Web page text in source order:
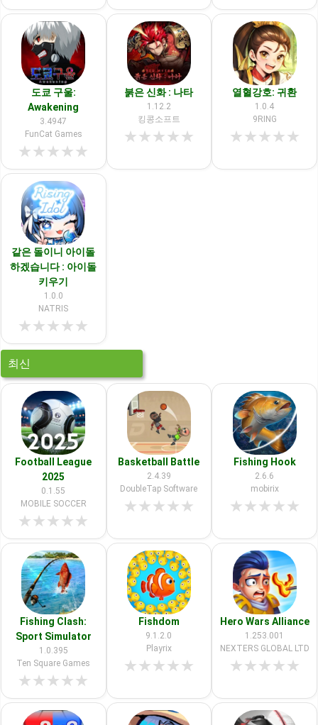
도쿄 구울:
Awakening
3.4947
FunCat Games
★★★★★
붉은 신화 : 나타
1.12.2
킹콩소프트
★★★★★
열혈강호: 귀환
1.0.4
9RING
★★★★★
같은 돌이니 아이돌
하겠습니다 : 아이돌
키우기
1.0.0
NATRIS
★★★★★
최신
Football League
2025
0.1.55
MOBILE SOCCER
★★★★★
Basketball Battle
2.4.39
DoubleTap Software
★★★★★
Fishing Hook
2.6.6
mobirix
★★★★★
Fishing Clash:
Sport Simulator
1.0.395
Ten Square Games
★★★★★
Fishdom
9.1.2.0
Playrix
★★★★★
Hero Wars Alliance
1.253.001
NEXTERS GLOBAL LTD
★★★★★